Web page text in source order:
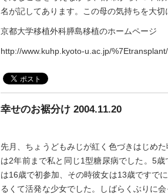
名が記してあります。この母の気持ちを大
京都大学移植外科膵島移植のホームページ
http://www.kuhp.kyoto-u.ac.jp/
幸せのお裾分け 2004.11.20
先月、ちょうどもみじが紅く色づきはじめ
は2年前まで私と同じ1型糖尿病でした。5
は16歳で初参加、その時彼女は13歳ですで
るくて活発な少女でした。しばらくぶりに